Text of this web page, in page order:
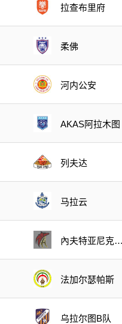
拉查布里府
柔佛
河内公安
AKAS阿拉木图
列夫达
马拉云
內夫特亚尼克女
法加尔瑟帕斯
乌拉尔图B队